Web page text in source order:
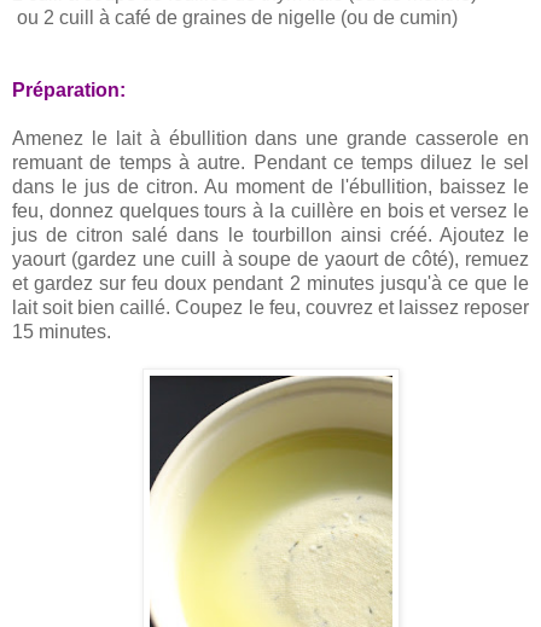
ou 2 cuill à café de graines de nigelle (ou de cumin)
Préparation:
Amenez le lait à ébullition dans une grande casserole en
remuant de temps à autre. Pendant ce temps diluez le sel
dans le jus de citron. Au moment de l'ébullition, baissez le
feu, donnez quelques tours à la cuillère en bois et versez le
jus de citron salé dans le tourbillon ainsi créé. Ajoutez le
yaourt (gardez une cuill à soupe de yaourt de côté), remuez
et gardez sur feu doux pendant 2 minutes jusqu'à ce que le
lait soit bien caillé. Coupez le feu, couvrez et laissez reposer
15 minutes.